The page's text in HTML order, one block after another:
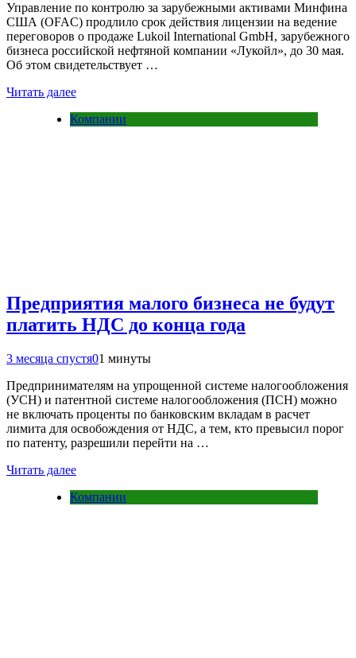
Управление по контролю за зарубежными активами Минфина
США (OFAC) продлило срок действия лицензии на ведение
переговоров о продаже Lukoil International GmbH, зарубежного
бизнеса российской нефтяной компании «Лукойл», до 30 мая.
Об этом свидетельствует …
Читать далее
Компании
Предприятия малого бизнеса не будут
платить НДС до конца года
3 месяца спустя01 минуты
Предпринимателям на упрощенной системе налогообложения
(УСН) и патентной системе налогообложения (ПСН) можно
не включать проценты по банковским вкладам в расчет
лимита для освобождения от НДС, а тем, кто превысил порог
по патенту, разрешили перейти на …
Читать далее
Компании